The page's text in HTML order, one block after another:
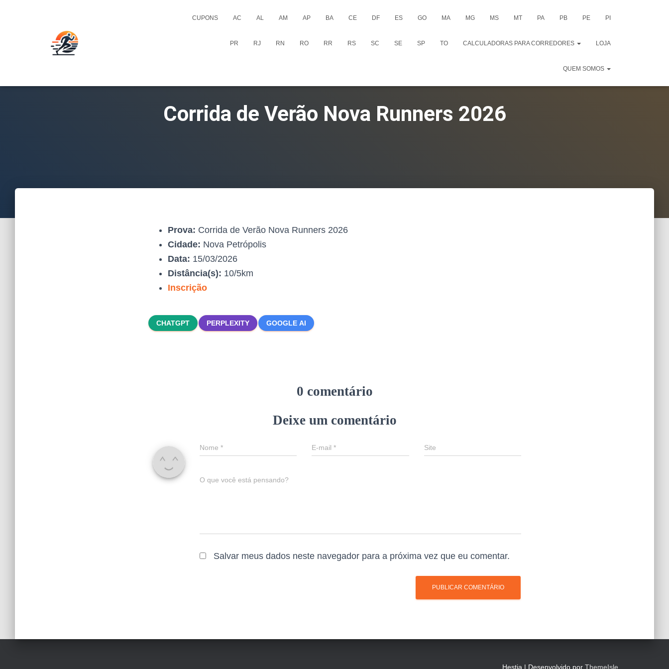
CUPONS AC AL AM AP BA CE DF ES GO MA MG MS MT PA PB PE PI
PR RJ RN RO RR RS SC SE SP TO CALCULADORAS PARA CORREDORES LOJA
QUEM SOMOS
Corrida de Verão Nova Runners 2026
Prova: Corrida de Verão Nova Runners 2026
Cidade: Nova Petrópolis
Data: 15/03/2026
Distância(s): 10/5km
Inscrição
CHATGPT PERPLEXITY GOOGLE AI
0 comentário
Deixe um comentário
Nome * E-mail* Site
O que você está pensando?
Salvar meus dados neste navegador para a próxima vez que eu comentar.
Hestia | Desenvolvido por ThemeIsle